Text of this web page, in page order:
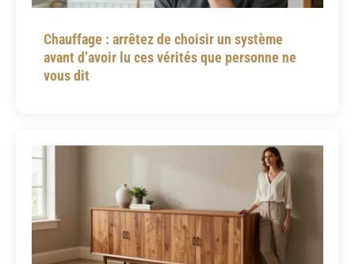
Chauffage : arrêtez de choisir un système
avant d’avoir lu ces vérités que personne ne
vous dit